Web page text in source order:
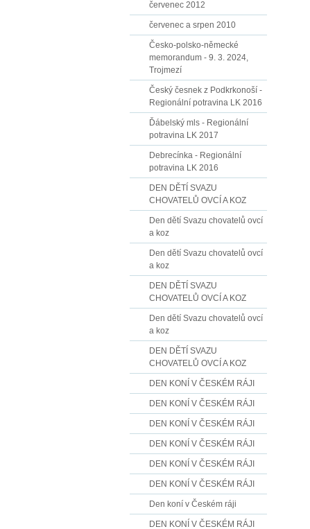
červenec 2012
červenec a srpen 2010
Česko-polsko-německé
memorandum - 9. 3. 2024,
Trojmezí
Český česnek z Podkrkonoší -
Regionální potravina LK 2016
Ďábelský mls - Regionální
potravina LK 2017
Debrecínka - Regionální
potravina LK 2016
DEN DĚTÍ SVAZU
CHOVATELŮ OVCÍ A KOZ
Den dětí Svazu chovatelů ovcí
a koz
Den dětí Svazu chovatelů ovcí
a koz
DEN DĚTÍ SVAZU
CHOVATELŮ OVCÍ A KOZ
Den dětí Svazu chovatelů ovcí
a koz
DEN DĚTÍ SVAZU
CHOVATELŮ OVCÍ A KOZ
DEN KONÍ V ČESKÉM RÁJI
DEN KONÍ V ČESKÉM RÁJI
DEN KONÍ V ČESKÉM RÁJI
DEN KONÍ V ČESKÉM RÁJI
DEN KONÍ V ČESKÉM RÁJI
DEN KONÍ V ČESKÉM RÁJI
Den koní v Českém ráji
DEN KONÍ V ČESKÉM RÁJI